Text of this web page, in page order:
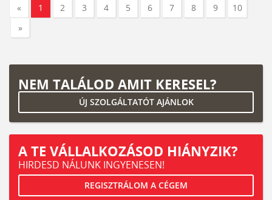
« 1 2 3 4 5 6 7 8 9
10
»
NEM TALÁLOD AMIT KERESEL?
ÚJ SZOLGÁLTATÓT AJÁNLOK
A TE VÁLLALKOZÁSOD HIÁNYZIK?
HIRDESD NÁLUNK INGYENESEN!
REGISZTRÁLOM A CÉGEM